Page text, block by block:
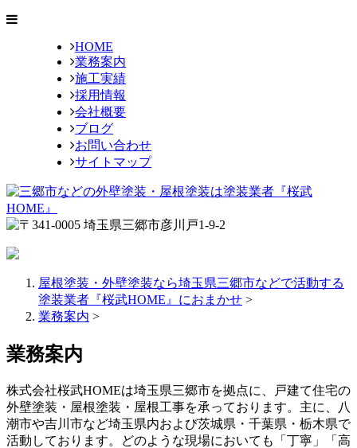
HOME
業務案内
施工実績
採用情報
会社概要
ブログ
お問い合わせ
サイトマップ
屋根塗装・外壁塗装なら埼玉県三郷市などで活動する
塗装業者『桜武HOME』におまかせ >
業務案内 >
業務案内
株式会社桜武HOMEは埼玉県三郷市を拠点に、戸建て住宅の
外壁塗装・屋根塗装・屋根工事を承っております。主に、八
潮市や吉川市など埼玉県内および茨城県・千葉県・栃木県で
活動しております。どのような現場においても「丁寧」「高